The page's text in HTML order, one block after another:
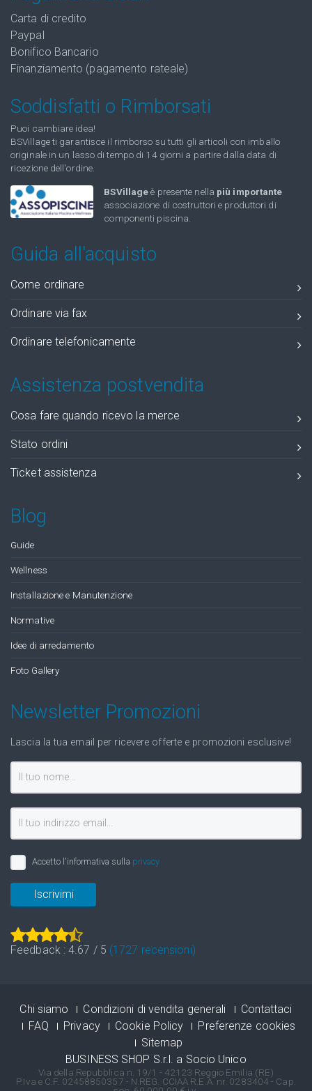
Carta di credito
Paypal
Bonifico Bancario
Finanziamento (pagamento rateale)
Soddisfatti o Rimborsati
Puoi cambiare idea!
BSVillage ti garantisce il rimborso su tutti gli articoli con imballo
originale in un lasso di tempo di 14 giorni a partire dalla data di
ricezione dell'ordine.
BSVillageè presente nella più importante
associazione di costruttori e produttori di
componenti piscina.
Guida all'acquisto
Come ordinare
Ordinare via fax
Ordinare telefonicamente
Assistenza postvendita
Cosa fare quando ricevo la merce
Stato ordini
Ticket assistenza
Blog
Guide
Wellness
Installazione e Manutenzione
Normative
Idee di arredamento
Foto Gallery
Newsletter Promozioni
Lascia la tua email per ricevere offerte e promozioni esclusive!
Accetto l'informativa sulla privacy
Iscrivimi
Feedback :4.67 / 5 (1727 recensioni)
Chi siamo Condizioni di vendita generali
Contattaci
FAQ
Privacy Cookie Policy
Preferenze cookies
Sitemap
BUSINESS SHOP S.r.l. a Socio Unico
Via della Repubblica n. 19/1 - 42123 Reggio Emilia (RE)
P.Iva e C.F. 02458850357 - N.REG. CCIAA R.E.A. nr. 0283404 - Cap.